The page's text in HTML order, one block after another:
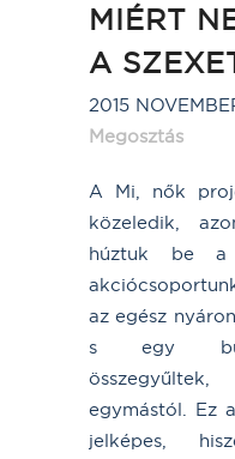
MIÉRT
A
2015
Megosztás
A Mi, nők
közeledik,
húztuk be a
az egész
s egy
egymástól. Ez
jelképes,